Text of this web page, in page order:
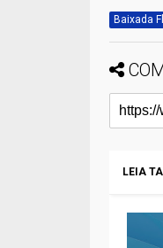
Baixada
LEIA